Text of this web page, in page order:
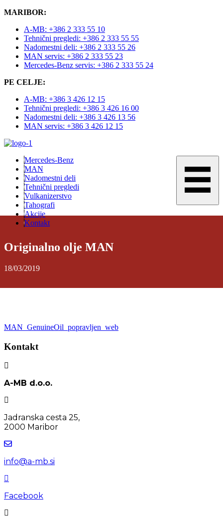
MARIBOR:
A-MB: +386 2 333 55 10
Tehnični pregledi: +386 2 333 55 55
Nadomestni deli: +386 2 333 55 26
MAN servis: +386 2 333 55 23
Mercedes-Benz servis: +386 2 333 55 24
PE CELJE:
A-MB: +386 3 426 12 15
Tehnični pregledi: +386 3 426 16 00
Nadomestni deli: +386 3 426 13 56
MAN servis: +386 3 426 12 15
Mercedes-Benz
MAN
Nadomestni deli
Tehnični pregledi
Vulkanizerstvo
Tahografi
Akcije
Kontakt
Originalno olje MAN
18/03/2019
MAN_GenuineOil_popravljen_web
Kontakt
A-MB d.o.o.
Jadranska cesta 25,
2000 Maribor
info@a-mb.si
Facebook